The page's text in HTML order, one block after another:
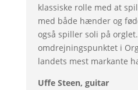
klassiske rolle med at
med både hænder og
også spiller soli på
omdrejningspunktet i
landets mest markante
Uffe Steen, guitar